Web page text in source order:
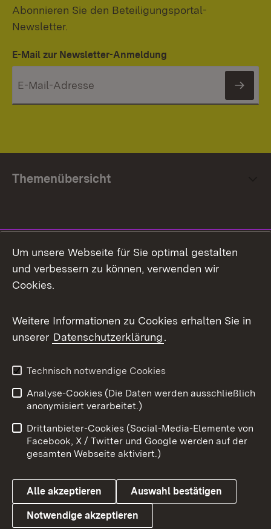
Abonnieren Sie den Beteiligungsportal-
Newsletter.
E-Mail zur Newsletter-Anmeldung
Themenübersicht
Facebook
X / Twitter
Youtube
Link zum Landesportal
Impressum
Kontakt
Barrierefreiheit
Datenschutz
Cookies
Um unsere Webseite für Sie optimal gestalten
und verbessern zu können, verwenden wir
Cookies.
Weitere Informationen zu Cookies erhalten Sie in
unserer Datenschutzerklärung.
Technisch notwendige Cookies
Analyse-Cookies (Die Daten werden ausschließlich
anonymisiert verarbeitet.)
Drittanbieter-Cookies (Social-Media-Elemente von
Facebook, X / Twitter und Google werden auf der
gesamten Webseite aktiviert.)
Alle akzeptieren Auswahl bestätigen
Notwendige akzeptieren